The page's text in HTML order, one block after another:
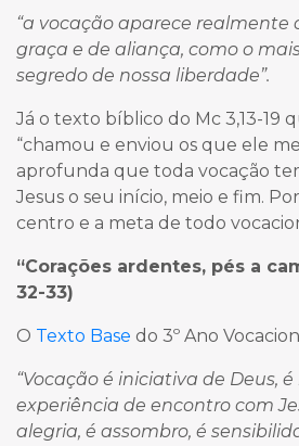
“a vocação aparece realmente
graça e de aliança, como o
segredo de nossa liberdade”.
Já o texto bíblico do Mc 3,13-19
“chamou e enviou os que ele
aprofunda que toda vocação
Jesus o seu início, meio e fim.
centro e a meta de todo
“Corações ardentes, pés a
32-33)
O Texto Base do 3º Ano
“Vocação é iniciativa de Deus,
experiência de encontro com
alegria, é assombro, é